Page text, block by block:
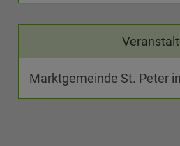
Marktgemeinde St. Peter